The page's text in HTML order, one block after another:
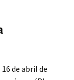
de abril de